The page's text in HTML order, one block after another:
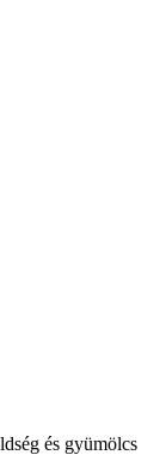
és gyümölcs